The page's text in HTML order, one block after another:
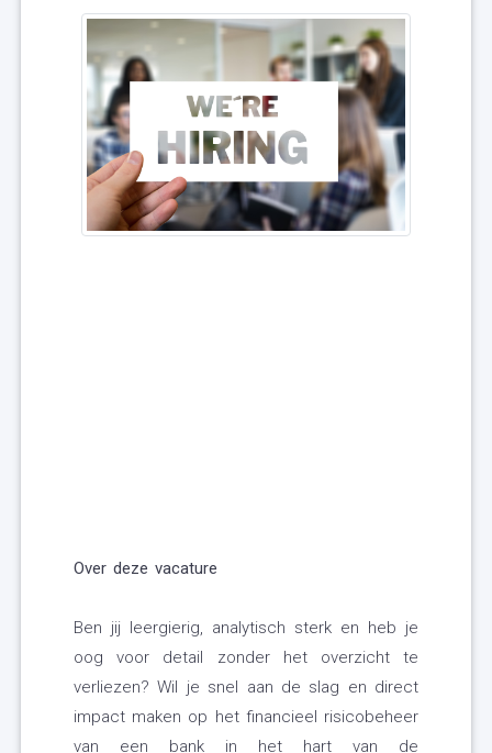
Over deze vacature
Ben jij leergierig, analytisch sterk en heb je
oog voor detail zonder het overzicht te
verliezen? Wil je snel aan de slag en direct
impact maken op het financieel risicobeheer
van een bank in het hart van de